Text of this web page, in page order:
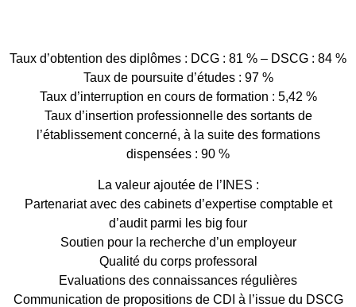
Taux d’obtention des diplômes : DCG : 81 % – DSCG : 84 %
Taux de poursuite d’études : 97 %
Taux d’interruption en cours de formation : 5,42 %
Taux d’insertion professionnelle des sortants de
l’établissement concerné, à la suite des formations
dispensées : 90 %
La valeur ajoutée de l’INES :
Partenariat avec des cabinets d’expertise comptable et
d’audit parmi les big four
Soutien pour la recherche d’un employeur
Qualité du corps professoral
Evaluations des connaissances régulières
Communication de propositions de CDI à l’issue du DSCG